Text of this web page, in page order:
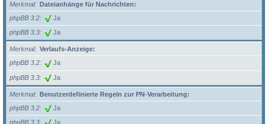
Merkmal
Dateianhänge für Nachrichten:
phpBB 3.2
Ja
phpBB 3.3 Ja
Merkmal
Verlaufs-Anzeige:
phpBB 3.2
Ja
phpBB 3.3 Ja
Merkmal
Benutzerdefinierte Regeln zur PN-Verarbeitung:
phpBB 3.2
Ja
phpBB 3.3 Ja